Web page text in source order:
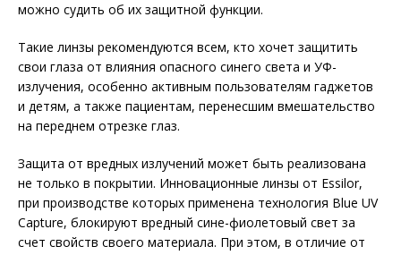
можно судить об их защитной функции.
Такие линзы рекомендуются всем, кто хочет защитить
свои глаза от влияния опасного синего света и УФ-
излучения, особенно активным пользователям гаджетов
и детям, а также пациентам, перенесшим вмешательство
на переднем отрезке глаз.
Защита от вредных излучений может быть реализована
не только в покрытии. Инновационные линзы от Essilor,
при производстве которых применена технология Blue UV
Capture, блокируют вредный сине-фиолетовый свет за
счет свойств своего материала. При этом, в отличие от